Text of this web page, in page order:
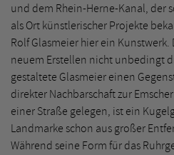
und dem Rhein-Herne-Kanal, der
als Ort künstlerischer Projekte
Rolf Glasmeier hier ein
neuem Erstellen nicht unbedingt
gestaltete Glasmeier einen
direkter Nachbarschaft zur
einer Straße gelegen, ist ein
Landmarke schon aus großer
Während seine Form für das